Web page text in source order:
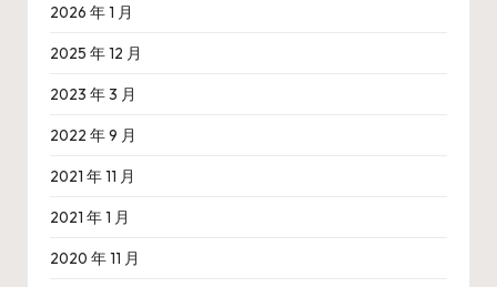
2026 年 1 月
2025 年 12 月
2023 年 3 月
2022 年 9 月
2021 年 11 月
2021 年 1 月
2020 年 11 月